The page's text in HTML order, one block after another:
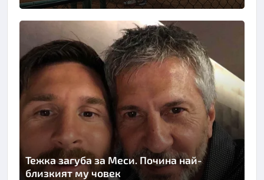
Тежка загуба за Меси. Почина най-
близкият му човек